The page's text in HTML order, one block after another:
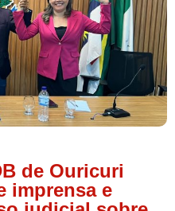
de Ouricuri
imprensa e